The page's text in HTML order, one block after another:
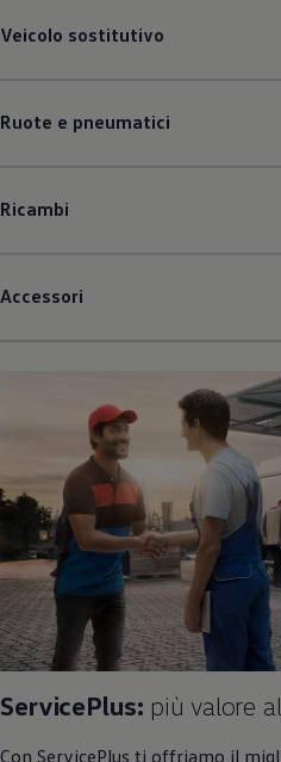
Veicolo sostitutivo
Ruote e pneumatici
Ricambi
Accessori
ServicePlus: più valore
Con ServicePlus ti offriamo il